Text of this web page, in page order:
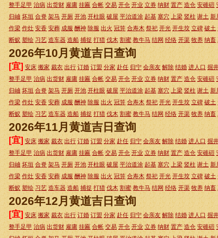
整手足甲 治病 出货财 雇庸 挂匾 合帐 交易 开仓 开业 立券 纳财 置产 造仓 安碓磑
归岫 坏垣 合脊 架马 开厕 开池 开柱眼 破屋 平治道涂 起基 塞穴 上梁 竖柱 谢土 新
作梁 作灶 安香 安葬 成服 酬神 除服 出火 冠笄 合寿木 祭祀 开光 开生坟 立碑 破土
断蚁 塑绘 习艺 造车器 造船 捕捉 打猎 伐木 割蜜 教牛马 结网 经络 开渠 牧养 纳畜
2026年10月黄道吉日查询
[宜] 安床 搬家 裁衣 出行 订婚 订盟 分家 赴任 归宁 会亲友 解除 结婚 进人口 掘
整手足甲 治病 出货财 雇庸 挂匾 合帐 交易 开仓 开业 立券 纳财 置产 造仓 安碓磑
归岫 坏垣 合脊 架马 开厕 开池 开柱眼 破屋 平治道涂 起基 塞穴 上梁 竖柱 谢土 新
作梁 作灶 安香 安葬 成服 酬神 除服 出火 冠笄 合寿木 祭祀 开光 开生坟 立碑 破土
断蚁 塑绘 习艺 造车器 造船 捕捉 打猎 伐木 割蜜 教牛马 结网 经络 开渠 牧养 纳畜
2026年11月黄道吉日查询
[宜] 安床 搬家 裁衣 出行 订婚 订盟 分家 赴任 归宁 会亲友 解除 结婚 进人口 掘
整手足甲 治病 出货财 雇庸 挂匾 合帐 交易 开仓 开业 立券 纳财 置产 造仓 安碓磑
归岫 坏垣 合脊 架马 开厕 开池 开柱眼 破屋 平治道涂 起基 塞穴 上梁 竖柱 谢土 新
作梁 作灶 安香 安葬 成服 酬神 除服 出火 冠笄 合寿木 祭祀 开光 开生坟 立碑 破土
断蚁 塑绘 习艺 造车器 造船 捕捉 打猎 伐木 割蜜 教牛马 结网 经络 开渠 牧养 纳畜
2026年12月黄道吉日查询
[宜] 安床 搬家 裁衣 出行 订婚 订盟 分家 赴任 归宁 会亲友 解除 结婚 进人口 掘
整手足甲 治病 出货财 雇庸 挂匾 合帐 交易 开仓 开业 立券 纳财 置产 造仓 安碓磑